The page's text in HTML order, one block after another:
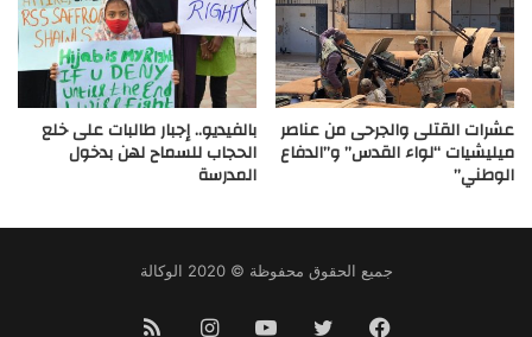
عشرات القتلى والجرحى من عناصر
ميليشيات “لواء القدس” و”الدفاع
الوطني”
بالفيديو.. إجبار طالبات على خلع
الحجاب للسماح لهن بدخول
المدرسة
جميع الحقوق محفوظة © 2020 الوكالة
فيسبوك تويتر يوتيوب انستقرام